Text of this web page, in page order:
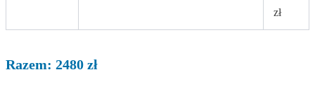
zł
Razem: 2480 zł